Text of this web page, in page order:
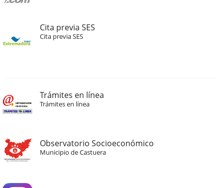
Cita previa SES
Cita previa SES
Trámites en línea
Trámites en línea
Observatorio Socioeconómico
Municipio de Castuera